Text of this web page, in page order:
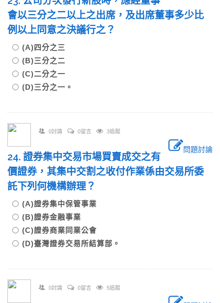
會以三分之二以上之出席，及出席董事多少比
例以上同意之決議行之？
(A)四分之三
(B)三分之二
(C)二分之一
(D)三分之一。
0討論 0留言 3追蹤
問題討論
24. 證券集中交易市場買賣成交之有
價證券，其集中交割之收付作業係由交易所委
託下列何機構辦理？
(A)證券集中保管事業
(B)證券金融事業
(C)證券商業同業公會
(D)臺灣證券交易所結算部。
0討論 0留言 5追蹤